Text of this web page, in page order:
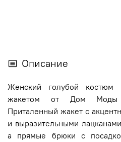
Описание
Женский голубой костюм
жакетом от Дом Моды
Приталенный жакет с
и выразительными
а прямые брюки с